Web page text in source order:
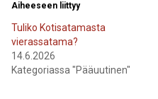
Aiheeseen liittyy
Tuliko Kotisatamasta
vierassatama?
14.6.2026
Kategoriassa "Pääuutinen"